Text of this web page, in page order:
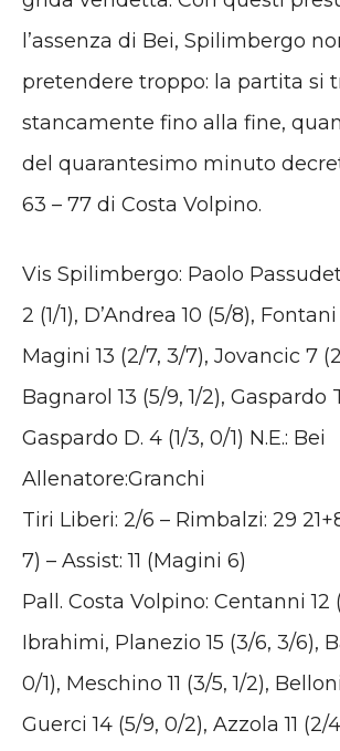
l’assenza di Bei, Spilimbergo
pretendere troppo: la partita si
stancamente fino alla fine,
del quarantesimo minuto
63 – 77 di Costa Volpino.
Vis Spilimbergo: Paolo
2 (1/1), D’Andrea 10 (5/8),
Magini 13 (2/7, 3/7), Jovancic 7
Bagnarol 13 (5/9, 1/2), Gaspardo
Gaspardo D. 4 (1/3, 0/1) N.E.: Bei
Allenatore:Granchi
Tiri Liberi: 2/6 – Rimbalzi: 29
7) – Assist: 11 (Magini 6)
Pall. Costa Volpino: Centanni 12
Ibrahimi, Planezio 15 (3/6, 3/6),
0/1), Meschino 11 (3/5, 1/2),
Guerci 14 (5/9, 0/2), Azzola 11 (2/